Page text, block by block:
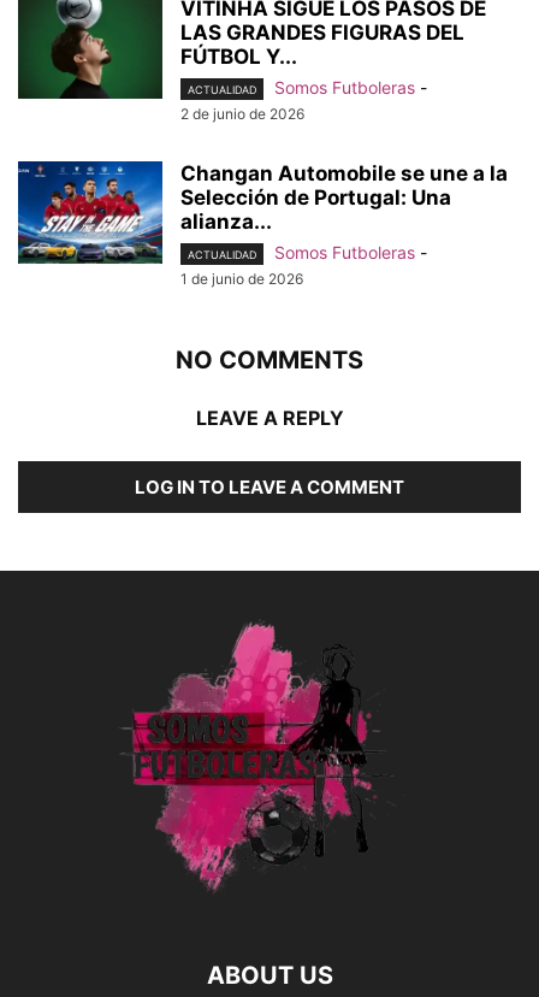
VITINHA SIGUE LOS PASOS DE
LAS GRANDES FIGURAS DEL
FÚTBOL Y...
ACTUALIDAD Somos Futboleras -
2 de junio de 2026
Changan Automobile se une a la
Selección de Portugal: Una
alianza...
ACTUALIDAD Somos Futboleras -
1 de junio de 2026
NO COMMENTS
LEAVE A REPLY
LOG IN TO LEAVE A COMMENT
ABOUT US